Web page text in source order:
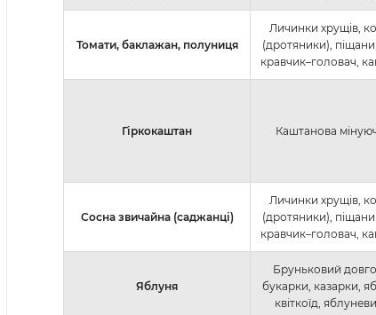
Томати, баклажан, полуниця
Личинки хрущів,
(дротяники),
кравчик–головач,
Гіркокаштан Каштанова
Сосна звичайна (саджанці)
Личинки хрущів,
(дротяники),
кравчик–головач,
Яблуня
Бруньковий
букарки, казарки,
квіткоїд,